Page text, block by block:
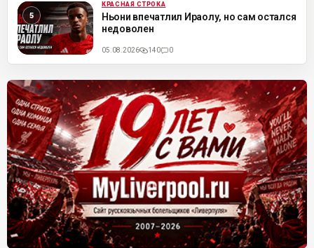
ML КРАСНАЯ СТРОКА
Ньони впечатлил Ираолу, но сам остался
недоволен
05.08.2026 140 0